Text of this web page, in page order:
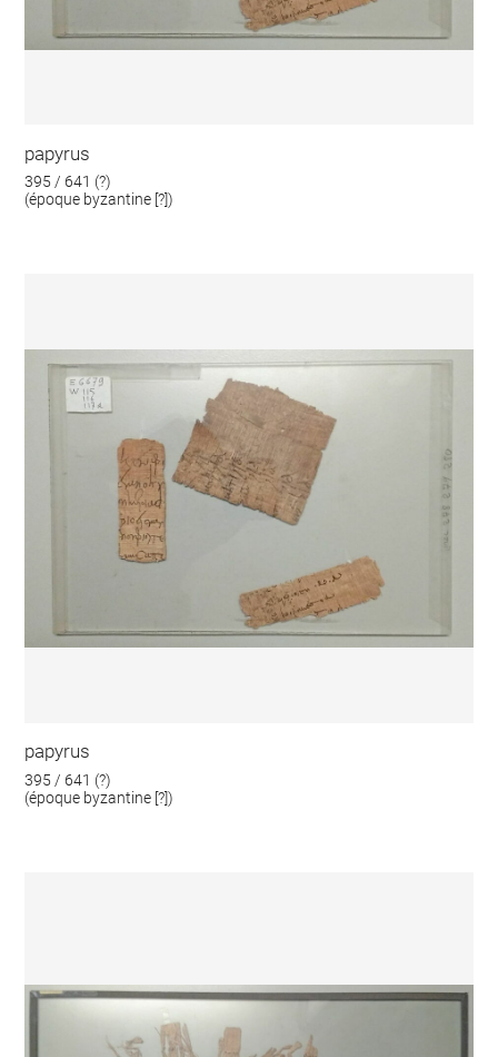
papyrus
395 / 641 (?)
(époque byzantine [?])
papyrus
395 / 641 (?)
(époque byzantine [?])